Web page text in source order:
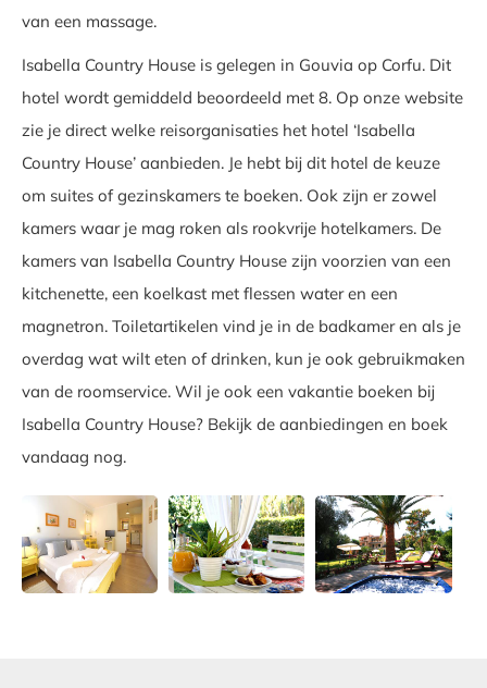
van een massage.
Isabella Country House is gelegen in Gouvia op Corfu. Dit
hotel wordt gemiddeld beoordeeld met 8. Op onze website
zie je direct welke reisorganisaties het hotel ‘Isabella
Country House’ aanbieden. Je hebt bij dit hotel de keuze
om suites of gezinskamers te boeken. Ook zijn er zowel
kamers waar je mag roken als rookvrije hotelkamers. De
kamers van Isabella Country House zijn voorzien van een
kitchenette, een koelkast met flessen water en een
magnetron. Toiletartikelen vind je in de badkamer en als je
overdag wat wilt eten of drinken, kun je ook gebruikmaken
van de roomservice. Wil je ook een vakantie boeken bij
Isabella Country House? Bekijk de aanbiedingen en boek
vandaag nog.